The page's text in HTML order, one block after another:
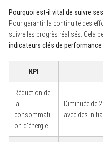
Pourquoi est-il vital de suivre
Pour garantir la continuité des
suivre les progrès réalisés. Cela
indicateurs clés de performance
KPI
Réduction de
la
consommati
on d’énergie
Diminuée de
avec des